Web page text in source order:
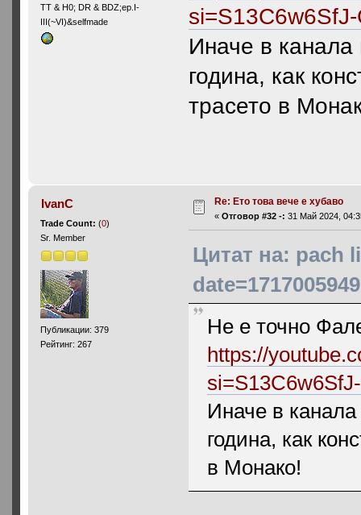
ТТ & Н0; DR & BDZ;ep.I-
III(~VI)&selfmade
Иначе в канала
година, как
трасето в
IvanC
Trade Count:(0)
Sr. Member
Публикации: 379
Рейтинг: 267
Re: Ето това вече е хубаво
«Отговор #32 -: 31 Май 2024,
Цитат на: pach
date=1717005949
Не е точно
https://
Иначе в
година, как
в Монако!